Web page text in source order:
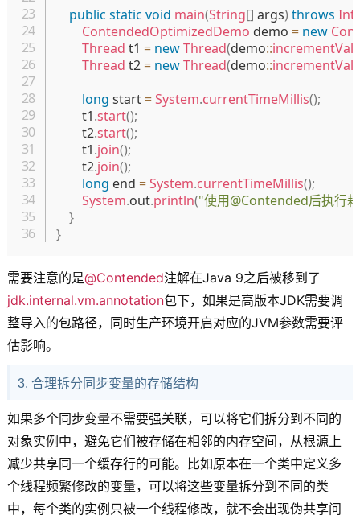
public static void main(String[] args) throws
ContendedOptimizedDemo demo = new
Thread t1 = newThread(demo::
Thread t2 = newThread(demo::
long start =System.currentTimeMillis();
        t1
.start();
        t2
.start();
        t1
.join();
        t2
.join();
long end =System.currentTimeMillis();
System.out.println("使用@Contended后执行
}
}
需要注意的是@Contended注解在Java 9之后被移到了
jdk.internal.vm.annotation包下，如果是高版本JDK需要调
整导入的包路径，同时生产环境开启对应的JVM参数需要评
估影响。
3. 合理拆分同步变量的存储结构
如果多个同步变量不需要强关联，可以将它们拆分到不同的
对象实例中，避免它们被存储在相邻的内存空间，从根源上
减少共享同一个缓存行的可能。比如原本在一个类中定义多
个线程频繁修改的变量，可以将这些变量拆分到不同的类
中，每个类的实例只被一个线程修改，就不会出现伪共享问